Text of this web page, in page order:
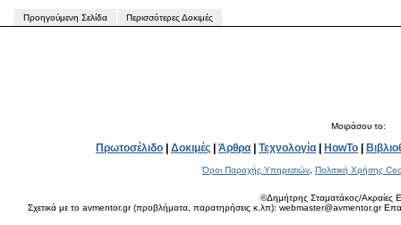
Προηγούμενη Σελίδα Περισσότερες Δοκιμές
Μοιράσου το:
Πρωτοσέλιδο | Δοκιμές | Άρθρα | Τεχνολογία | HowTo |
Όροι Παροχής Υπηρεσιών Πολιτική Χρήσης
©Δημήτρης Σταματάκος/Ακραίες
Σχετικά με το avmentor.gr (προβλήματα, παρατηρήσεις κ.λπ): webmaster@avmentor.gr